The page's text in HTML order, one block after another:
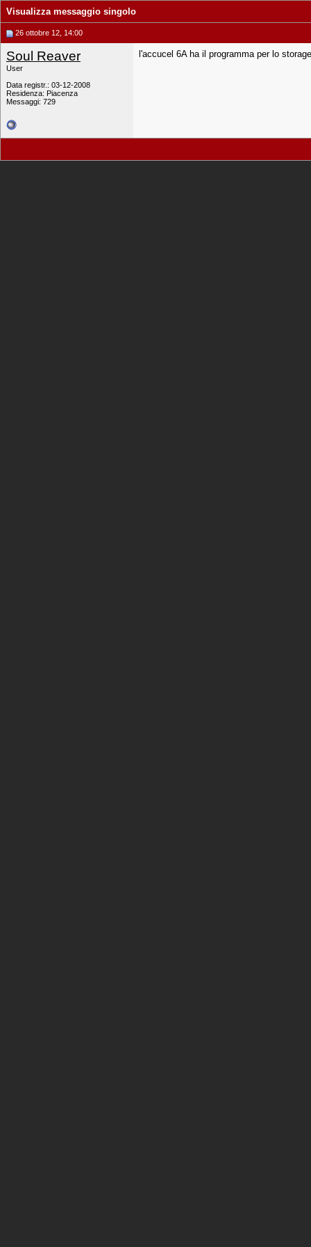
Visualizza messaggio singolo
26 ottobre 12, 14:00
Soul Reaver
User
Data registr.: 03-12-2008
Residenza: Piacenza
Messaggi: 729
l'accucel 6A ha il programma per lo